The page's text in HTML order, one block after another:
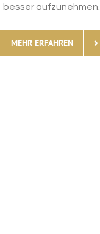
besser aufzunehmen.
MEHR ERFAHREN